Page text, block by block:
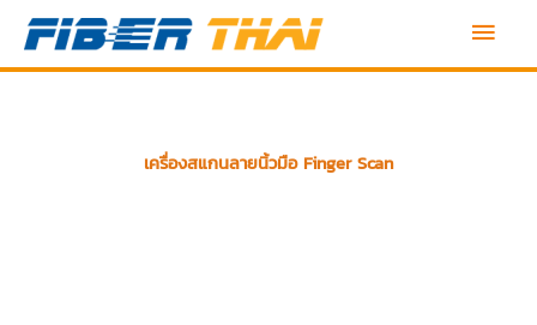
Main
เครื่องสแกนลายนิ้วมือ Finger Scan